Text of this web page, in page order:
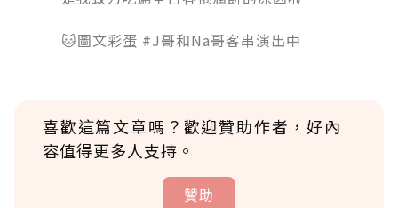
🐱圖文彩蛋 #J哥和Na哥客串演出中
喜歡這篇文章嗎？歡迎贊助作者，好內
容值得更多人支持。
贊助